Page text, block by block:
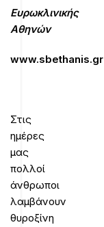
Ευρωκλινικής
Αθηνών
www.sbethanis.gr
Στις
ημέρες
μας
πολλοί
άνθρωποι
λαμβάνουν
θυροξίνη